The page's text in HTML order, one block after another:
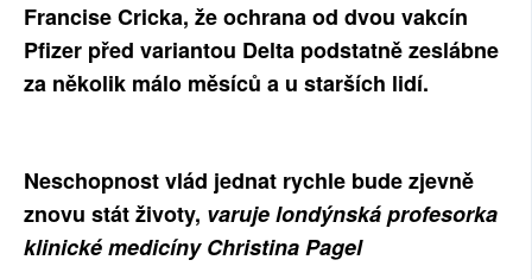
Francise Cricka, že ochrana od dvou vakcín
Pfizer před variantou Delta podstatně zeslábne
za několik málo měsíců a u starších lidí.
Neschopnost vlád jednat rychle bude zjevně
znovu stát životy, varuje londýnská profesorka
klinické medicíny Christina Pagel